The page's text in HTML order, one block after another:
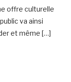
offre culturelle
va ainsi
et même […]